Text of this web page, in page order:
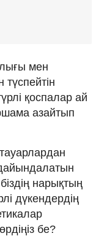
мен
түспейтін
қоспалар ай
азайтып
нарықтың
дүкендердің
бе?